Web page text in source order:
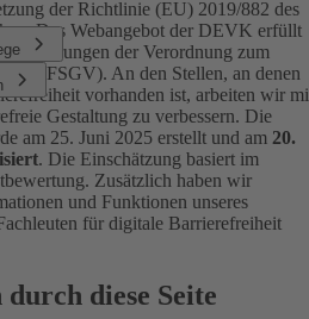
der Richtlinie (EU) 2019/882 des
Das Webangebot der DEVK erfüllt
der Verordnung zum
(BFSGV). An den Stellen, an denen
vorhanden ist, arbeiten wir
Gestaltung zu verbessern. Die
am 25. Juni 2025 erstellt und am 20.
. Die Einschätzung basiert im
Zusätzlich haben wir
und Funktionen unseres
für digitale Barrierefreiheit
diese Seite